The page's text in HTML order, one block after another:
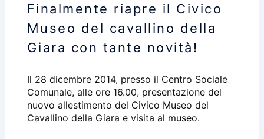
Finalmente riapre il Civico
Museo del cavallino della
Giara con tante novità!
Il 28 dicembre 2014, presso il Centro Sociale
Comunale, alle ore 16.00, presentazione del
nuovo allestimento del Civico Museo del
Cavallino della Giara e visita al museo.